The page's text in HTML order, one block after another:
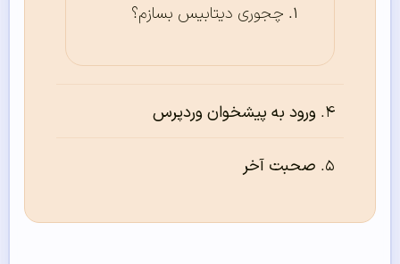
چجوری دیتابیس بسازم؟
ورود به پیشخوان وردپرس
صحبت آخر